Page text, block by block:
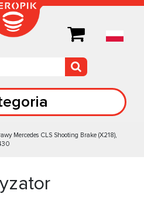
Mercedes CLS Shooting Brake (X218),